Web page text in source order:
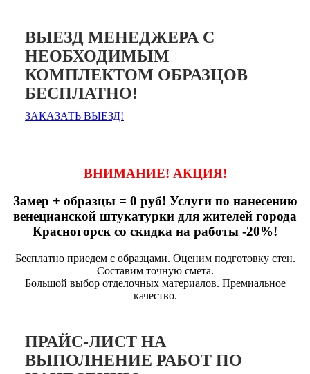
ВЫЕЗД МЕНЕДЖЕРА С
НЕОБХОДИМЫМ
КОМПЛЕКТОМ ОБРАЗЦОВ
БЕСПЛАТНО!
ЗАКАЗАТЬ ВЫЕЗД!
ВНИМАНИЕ! АКЦИЯ!
Замер + образцы = 0 руб! Услуги по нанесению
венецианской штукатурки для жителей города
Красногорск со скидка на работы -20%!
Бесплатно приедем с образцами. Оценим подготовку стен.
Составим точную смета.
Большой выбор отделочных материалов. Премиальное
качество.
ПРАЙС-ЛИСТ НА
ВЫПОЛНЕНИЕ РАБОТ ПО